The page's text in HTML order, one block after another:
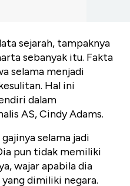
sejarah, tampaknya
sebanyak itu. Fakta
selama menjadi
Hal ini
dalam
AS, Cindy Adams.
selama jadi
pun tidak memiliki
wajar apabila dia
dimiliki negara.